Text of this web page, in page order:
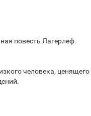
повесть Лагерлеф.
человека,